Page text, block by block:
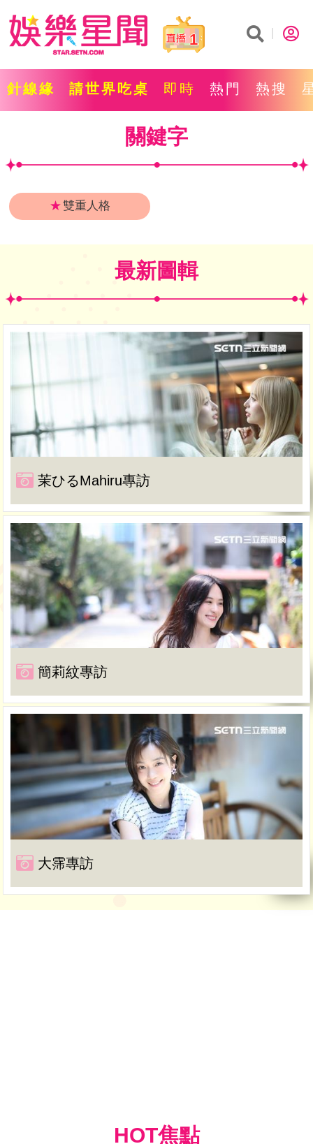
1
針線緣 請世界吃桌 即時 熱門 熱搜
關鍵字
★雙重人格
最新圖輯
茉ひるMahiru專訪
簡莉紋專訪
大霈專訪
HOT焦點